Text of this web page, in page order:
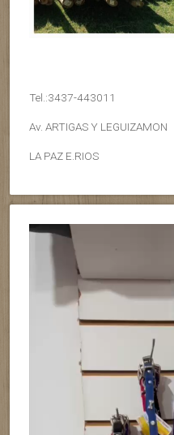
Tel.:3437-443011
Av. ARTIGAS Y LEGUIZAMON
LA PAZ E.RIOS
Reproductor